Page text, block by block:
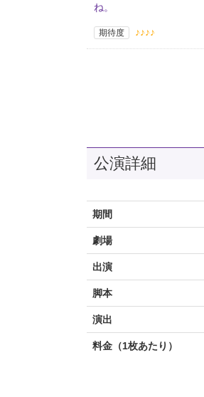
ね。
期待度 ♪♪♪♪
公演詳細
期間
劇場
出演
脚本
演出
料金（1枚あたり）